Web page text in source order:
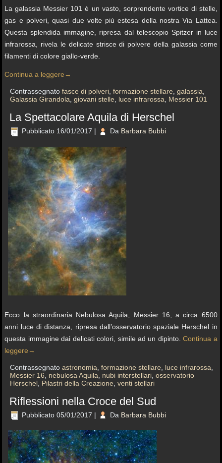
La galassia Messier 101 è un vasto, sorprendente vortice di stelle,
gas e polveri, quasi due volte più estesa della nostra Via Lattea.
Questa splendida immagine, ripresa dal telescopio Spitzer in luce
infrarossa, rivela le delicate strisce di polvere della galassia come
filamenti di colore giallo-verde.
Continua a leggere →
Contrassegnato fasce di polveri,formazione stellare,galassia,
Galassia Girandola,giovani stelle, luce infrarossa, Messier 101
La Spettacolare Aquila di Herschel
Pubblicato 16/01/2017 | Da Barbara Bubbi
Ecco la straordinaria Nebulosa Aquila, Messier 16, a circa 6500
anni luce di distanza, ripresa dall’osservatorio spaziale Herschel in
questa immagine dai delicati colori, simile ad un dipinto.Continua a
leggere →
Contrassegnato astronomia ,formazione stellare luce infrarossa
Messier 16
nebulosa Aquila nubi interstellari ,osservatorio
Herschel Pilastri della Creazione ,venti stellari
Riflessioni nella Croce del Sud
Pubblicato 05/01/2017 | Da Barbara Bubbi